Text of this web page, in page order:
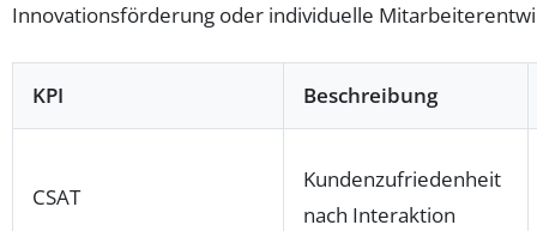
Innovationsförderung oder individuelle
KPI Beschreibung
CSAT
Kundenzufriedenheit
nach Interaktion